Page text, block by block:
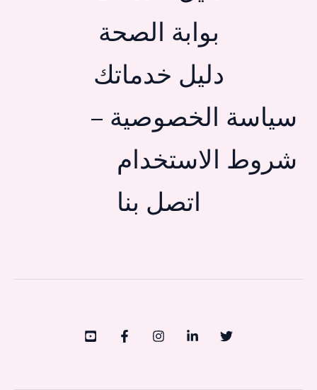
بوابة الصحة
دليل خدماتك
سياسة الخصوصية –
شروط الاستخدام
اتصل بنا